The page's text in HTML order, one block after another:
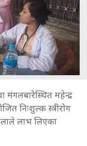
महेन्द्र
निःशुल्क स्त्रीरोग
लाभ लिएका